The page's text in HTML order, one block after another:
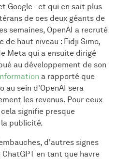
Google - et qui en sait plus
de ces deux géants de
semaines, OpenAI a recruté
haut niveau : Fidji Simo,
Meta qui a ensuite dirigé
au développement de son
a rapporté que
au sein d'OpenAI sera
les revenus. Pour ceux
signifie presque
publicité.
d'autres signes
en tant que havre